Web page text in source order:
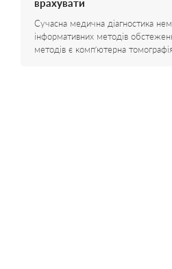
врахувати
Сучасна медична діагностика
інформативних методів
методів є комп’ютерна